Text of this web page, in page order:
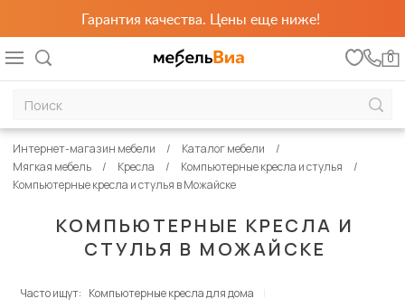
Гарантия качества. Цены еще ниже!
0
КОМПЬЮТЕРНЫЕ КРЕСЛА И
СТУЛЬЯ В МОЖАЙСКЕ
Интернет-магазин мебели
Каталог мебели
Мягкая мебель
Кресла
Компьютерные кресла и стулья
Компьютерные кресла и стулья в Можайске
Часто ищут: Компьютерные кресла для дома